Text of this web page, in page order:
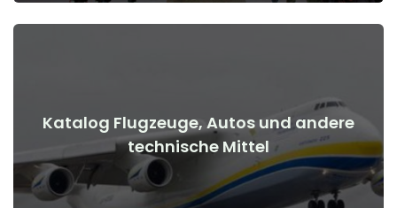
Katalog Flugzeuge, Autos und andere
technische Mittel
Flugzeuge, Autos, technische Mittel vor und nach
Kriegsbeginn
Details anzeigen